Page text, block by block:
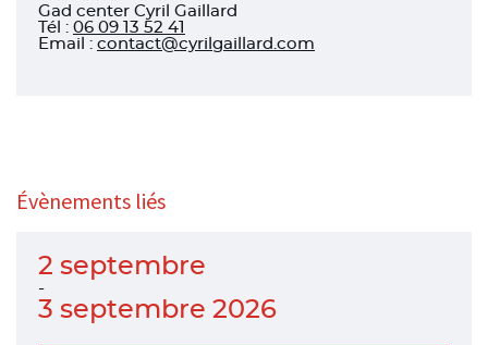
Gad center Cyril Gaillard
Tél : 06 09 13 52 41
Email : contact@cyrilgaillard.com
Évènements liés
2 septembre
-
3 septembre 2026